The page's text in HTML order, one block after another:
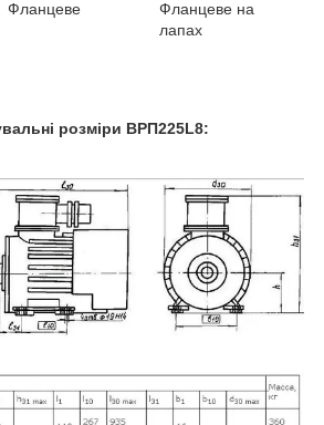
Фланцеве
Фланцеве на
лапах
розміри ВРП225L8: